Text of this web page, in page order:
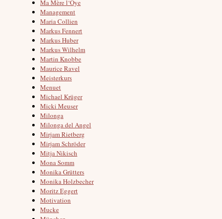
Ma Mère l‘Oye
Management
Maria Collien
Markus Fennert
Markus Huber
Markus Wilhelm
Martin Knobbe
Maurice Ravel
Meisterkurs
Menuet
Michael Krüger
Micki Meuser
Milonga
Milonga del Angel
Mirjam Rietberg
Mirjam Schröder
Mitja Nikisch
Mona Somm
Monika Grütters
Monika Holzbecher
Moritz Eggert
Motivation
Mucke